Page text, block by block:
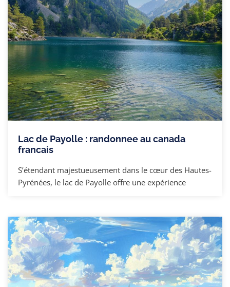
Lac de Payolle : randonnee au canada
francais
S’étendant majestueusement dans le cœur des Hautes-
Pyrénées, le lac de Payolle offre une expérience